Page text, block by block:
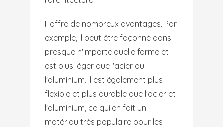
Il offre de nombreux avantages. Par
exemple, il peut être façonné dans
presque n'importe quelle forme et
est plus léger que l'acier ou
l'aluminium. Il est également plus
flexible et plus durable que l'acier et
l'aluminium, ce qui en fait un
matériau très populaire pour les